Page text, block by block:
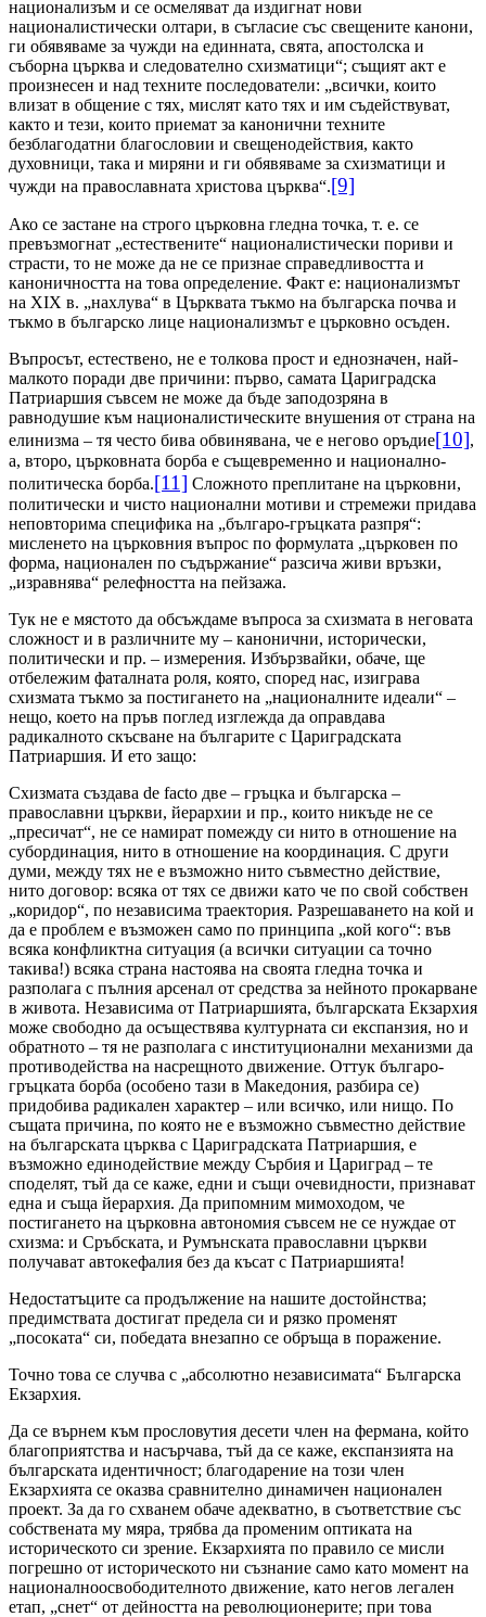
национализъм и се осмеляват да издигнат нови
националистически олтари, в съгласие със свещените канони,
ги обявяваме за чужди на единната, свята, апостолска и
съборна църква и следователно схизматици“; същият акт е
произнесен и над техните последователи: „всички, които
влизат в общение с тях, мислят като тях и им съдействуват,
както и тези, които приемат за канонични техните
безблагодатни благословии и свещенодействия, както
духовници, така и миряни и ги обявяваме за схизматици и
чужди на православната христова църква“.[9]
Ако се застане на строго църковна гледна точка, т. е. се
превъзмогнат „естествените“ националистически пориви и
страсти, то не може да не се признае справедливостта и
каноничността на това определение. Факт е: национализмът
на XIX в. „нахлува“ в Църквата тъкмо на българска почва и
тъкмо в българско лице национализмът е църковно осъден.
Въпросът, естествено, не е толкова прост и еднозначен, най-
малкото поради две причини: първо, самата Цариградска
Патриаршия съвсем не може да бъде заподозряна в
равнодушие към националистическите внушения от страна на
елинизма – тя често бива обвинявана, че е негово оръдие[10],
а, второ, църковната борба е същевременно и национално-
политическа борба.[11] Сложното преплитане на църковни,
политически и чисто национални мотиви и стремежи придава
неповторима специфика на „българо-гръцката разпря“:
мисленето на църковния въпрос по формулата „църковен по
форма, национален по съдържание“ разсича живи връзки,
„изравнява“ релефността на пейзажа.
Тук не е мястото да обсъждаме въпроса за схизмата в неговата
сложност и в различните му – канонични, исторически,
политически и пр. – измерения. Избързвайки, обаче, ще
отбележим фаталната роля, която, според нас, изиграва
схизмата тъкмо за постигането на „националните идеали“ –
нещо, което на пръв поглед изглежда да оправдава
радикалното скъсване на българите с Цариградската
Патриаршия. И ето защо:
Схизмата създава de facto две – гръцка и българска –
православни църкви, йерархии и пр., които никъде не се
„пресичат“, не се намират помежду си нито в отношение на
субординация, нито в отношение на координация. С други
думи, между тях не е възможно нито съвместно действие,
нито договор: всяка от тях се движи като че по свой собствен
„коридор“, по независима траектория. Разрешаването на кой и
да е проблем е възможен само по принципа „кой кого“: във
всяка конфликтна ситуация (а всички ситуации са точно
такива!) всяка страна настоява на своята гледна точка и
разполага с пълния арсенал от средства за нейното прокарване
в живота. Независима от Патриаршията, българската Екзархия
може свободно да осъществява културната си експанзия, но и
обратното – тя не разполага с институционални механизми да
противодейства на насрещното движение. Оттук българо-
гръцката борба (особено тази в Македония, разбира се)
придобива радикален характер – или всичко, или нищо. По
същата причина, по която не е възможно съвместно действие
на българската църква с Цариградската Патриаршия, е
възможно единодействие между Сърбия и Цариград – те
споделят, тъй да се каже, едни и същи очевидности, признават
една и съща йерархия. Да припомним мимоходом, че
постигането на църковна автономия съвсем не се нуждае от
схизма: и Сръбската, и Румънската православни църкви
получават автокефалия без да късат с Патриаршията!
Недостатъците са продължение на нашите достойнства;
предимствата достигат предела си и рязко променят
„посоката“ си, победата внезапно се обръща в поражение.
Точно това се случва с „абсолютно независимата“ Българска
Екзархия.
Да се върнем към прословутия десети член на фермана, който
благоприятства и насърчава, тъй да се каже, експанзията на
българската идентичност; благодарение на този член
Екзархията се оказва сравнително динамичен национален
проект. За да го схванем обаче адекватно, в съответствие със
собствената му мяра, трябва да променим оптиката на
историческото си зрение. Екзархията по правило се мисли
погрешно от историческото ни съзнание само като момент на
националноосвободителното движение, като негов легален
етап, „снет“ от дейността на революционерите; при това